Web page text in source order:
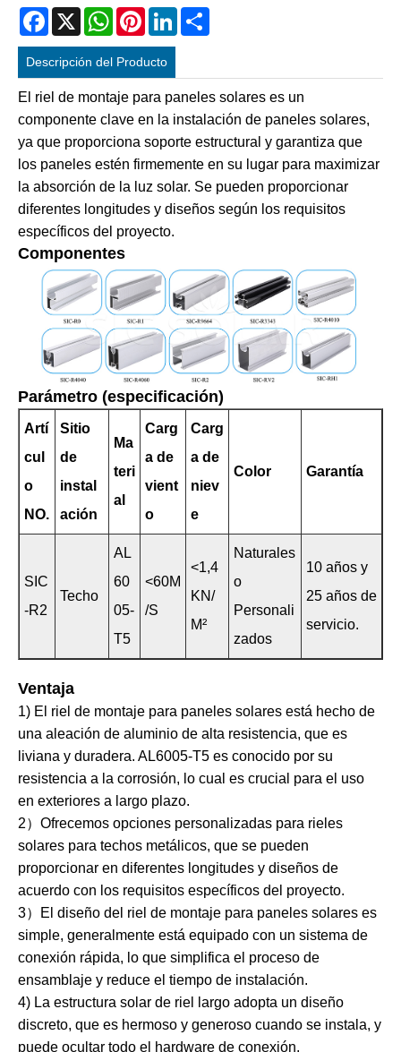
Facebook
X WhatsAppPinterestLinkedIn
Descripción del Producto
El riel de montaje para paneles solares es un
componente clave en la instalación de paneles solares,
ya que proporciona soporte estructural y garantiza que
los paneles estén firmemente en su lugar para maximizar
la absorción de la luz solar. Se pueden proporcionar
diferentes longitudes y diseños según los requisitos
específicos del proyecto.
Componentes
Parámetro (especificación)
Artí
cul
o
NO.
Sitio
de
instal
ación
Ma
teri
al
Carg
a de
vient
o
Carg
a de
niev
e
Color Garantía
SIC
-R2
Techo
AL
60
05-
T5
<60M
/S
<1,4
KN/
M²
Naturales
o
Personali
zados
10 años y
25 años de
servicio.
Ventaja
1) El riel de montaje para paneles solares está hecho de
una aleación de aluminio de alta resistencia, que es
liviana y duradera. AL6005-T5 es conocido por su
resistencia a la corrosión, lo cual es crucial para el uso
en exteriores a largo plazo.
2）Ofrecemos opciones personalizadas para rieles
solares para techos metálicos, que se pueden
proporcionar en diferentes longitudes y diseños de
acuerdo con los requisitos específicos del proyecto.
3）El diseño del riel de montaje para paneles solares es
simple, generalmente está equipado con un sistema de
conexión rápida, lo que simplifica el proceso de
ensamblaje y reduce el tiempo de instalación.
4) La estructura solar de riel largo adopta un diseño
discreto, que es hermoso y generoso cuando se instala, y
puede ocultar todo el hardware de conexión.